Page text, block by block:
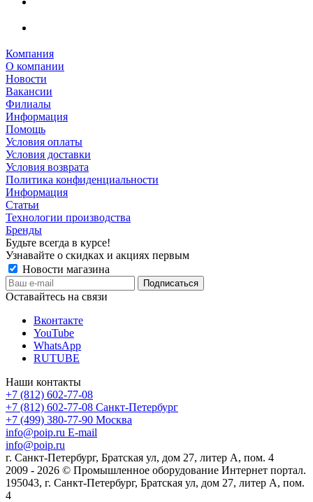
Компания
О компании
Новости
Вакансии
Филиалы
Информация
Помощь
Условия оплаты
Условия доставки
Условия возврата
Политика конфиденциальности
Информация
Статьи
Технологии производства
Бренды
Будьте всегда в курсе!
Узнавайте о скидках и акциях первым
Новости магазина
Оставайтесь на связи
Вконтакте
YouTube
WhatsApp
RUTUBE
Наши контакты
+7 (812) 602-77-08
+7 (812) 602-77-08 Санкт-Петербург
+7 (499) 380-77-90 Москва
info@poip.ru E-mail
info@poip.ru
г. Санкт-Петербург, Братская ул, дом 27, литер А, пом. 4
2009 - 2026 © Промышленное оборудование Интернет портал.
195043, г. Санкт-Петербург, Братская ул, дом 27, литер А, пом.
4